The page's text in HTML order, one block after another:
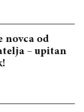
novca od
– upitan